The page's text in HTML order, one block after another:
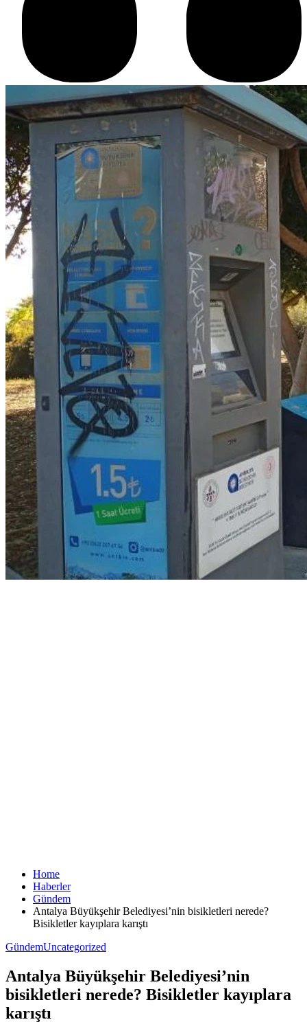
Home
Haberler
Gündem
Antalya Büyükşehir Belediyesi’nin bisikletleri nerede?
Bisikletler kayıplara karıştı
GündemUncategorized
Antalya Büyükşehir Belediyesi’nin
bisikletleri nerede? Bisikletler kayıplara
karıştı